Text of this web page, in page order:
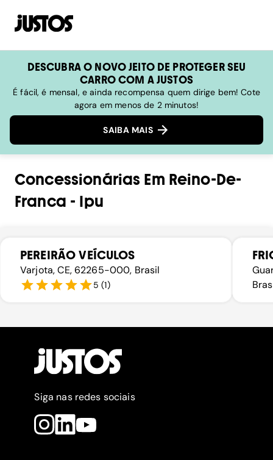
DESCUBRA O NOVO JEITO DE PROTEGER SEU
CARRO COM A JUSTOS
É fácil, é mensal, e ainda recompensa quem dirige bem! Cote
agora em menos de 2 minutos!
SAIBA MAIS
Concessionárias Em Reino-De-
Franca - Ipu
PEREIRÃO VEÍCULOS
Varjota, CE, 62265-000, Brasil
5 (1)
Siga nas redes sociais